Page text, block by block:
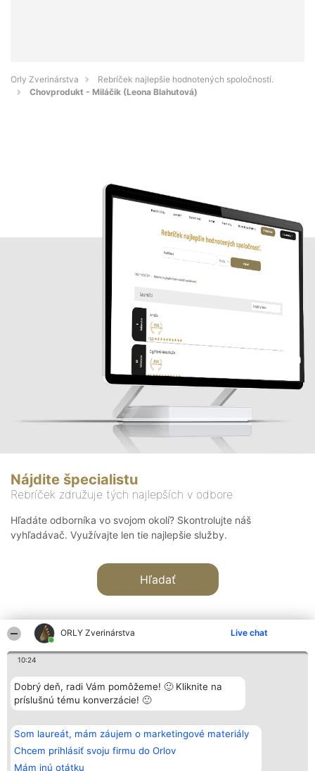
ORLY Zverinárstva Live chat
10:24
Dobrý deň, radi Vám pomôžeme! 🙂 Kliknite na
príslušnú tému konverzácie! 🙂
Som laureát, mám záujem o marketingové materiály
Chcem prihlásiť svoju firmu do Orlov
Mám inú otátku
Orly Zverinárstva
Rebríček najlepšie hodnotených spoločností.
Chovprodukt - Miláčik (Leona Blahutová)
Nájdite špecialistu
Rebríček združuje tých najlepších v odbore
Hľadáte odborníka vo svojom okolí? Skontrolujte náš
vyhľadávač. Využívajte len tie najlepšie služby.
Hľadať
Organizátor hodnotenia
Bright Side Solutions sp. z o.
o. sp. k.
Wrocław 50-079
KRS 0000749100 | Regon
381313360 | NIP 8943132676
+48 508 492 400
Hodnotenie
Laureáti
Lista
Laureatów
Podmienky
Obchodné
podmienky
Kontakt
Kontakt